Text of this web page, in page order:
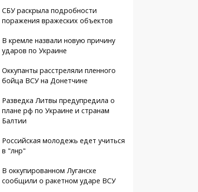
СБУ раскрыла подробности
поражения вражеских объектов
В кремле назвали новую причину
ударов по Украине
Оккупанты расстреляли пленного
бойца ВСУ на Донетчине
Разведка Литвы предупредила о
плане рф по Украине и странам
Балтии
Российская молодежь едет учиться
в "лнр"
В оккупированном Луганске
сообщили о ракетном ударе ВСУ